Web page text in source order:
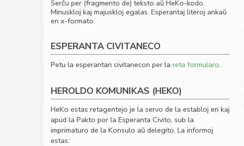
Serĉu per (fragmento de) teksto aŭ HeKo-kodo.
Minuskloj kaj majuskloj egalas. Esperantaj literoj ankaŭ
en x-formato.
ESPERANTA CIVITANECO
Petu la esperantan civitanecon per la reta formularo.
HEROLDO KOMUNIKAS (HEKO)
HeKo estas retagentejo je la servo de la establoj en kaj
apud la Pakto por la Esperanta Civito, sub la
imprimaturo de la Konsulo aŭ delegito. La informoj
estas: